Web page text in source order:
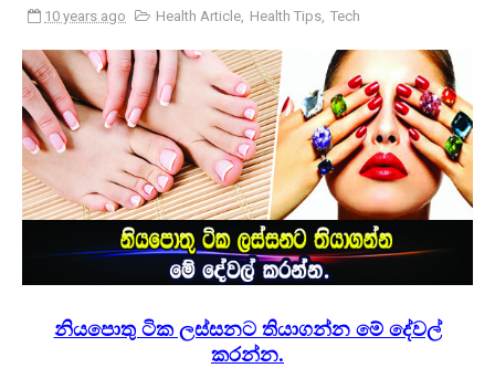
10 years ago Health Article Health Tips Tech
නියපොතු ටික ලස්සනට තියාගන්න මේ දේවල්
කරන්න.